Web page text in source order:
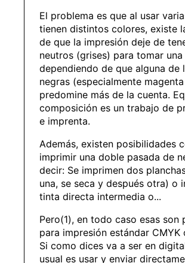
El problema es que al usar
tienen distintos colores, existe
de que la impresión deje de
neutros (grises) para tomar
dependiendo de que alguna de
negras (especialmente
predomine más de la cuenta.
composición es un trabajo de
e imprenta.
Además, existen posibilidades
imprimir una doble pasada de
decir: Se imprimen dos
una, se seca y después otra) o
tinta directa intermedia o...
Pero(1), en todo caso esas son
para impresión estándar CMYK
Si como dices va a ser en
usual es usar y enviar